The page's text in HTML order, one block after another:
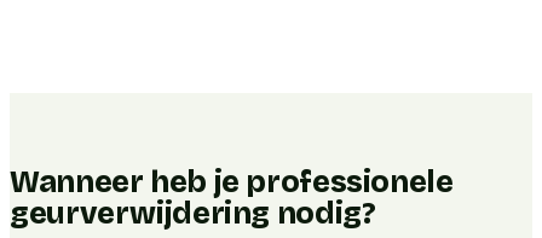
Wanneer heb je professionele
geurverwijdering nodig?